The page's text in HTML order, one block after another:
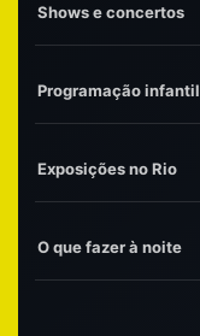
Shows e concertos
Programação infantil
Exposições no Rio
O que fazer à noite